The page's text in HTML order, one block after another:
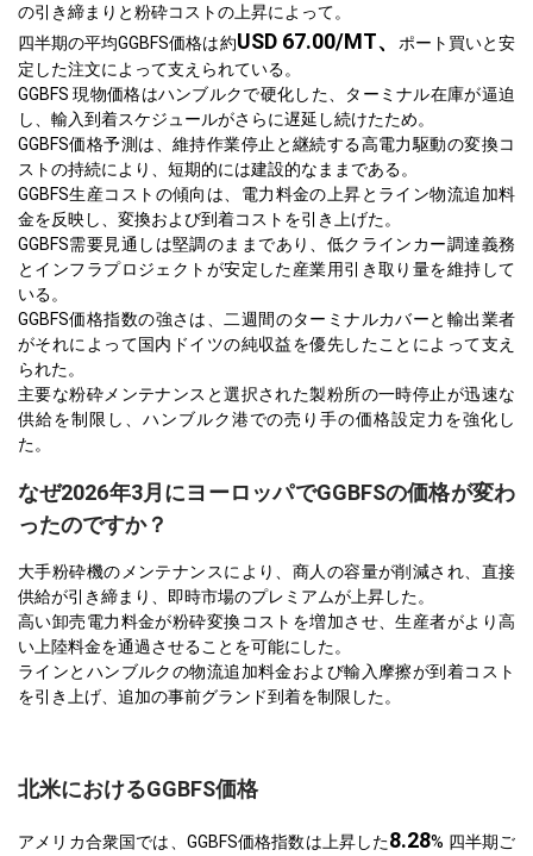
の引き締まりと粉砕コストの上昇によって。
四半期の平均GGBFS価格は約USD 67.00/MT、
ポート買いと安
定した注文によって支えられている。
GGBFS 現物価格はハンブルクで硬化した、ターミナル在庫が逼迫
し、輸入到着スケジュールがさらに遅延し続けたため。
GGBFS価格予測は、維持作業停止と継続する高電力駆動の変換コ
ストの持続により、短期的には建設的なままである。
GGBFS生産コストの傾向は、電力料金の上昇とライン物流追加料
金を反映し、変換および到着コストを引き上げた。
GGBFS需要見通しは堅調のままであり、低クラインカー調達義務
とインフラプロジェクトが安定した産業用引き取り量を維持して
いる。
GGBFS価格指数の強さは、二週間のターミナルカバーと輸出業者
がそれによって国内ドイツの純収益を優先したことによって支え
られた。
主要な粉砕メンテナンスと選択された製粉所の一時停止が迅速な
供給を制限し、ハンブルク港での売り手の価格設定力を強化し
た。
なぜ2026年3月にヨーロッパでGGBFSの価格が変わ
ったのですか？
大手粉砕機のメンテナンスにより、商人の容量が削減され、直接
供給が引き締まり、即時市場のプレミアムが上昇した。
高い卸売電力料金が粉砕変換コストを増加させ、生産者がより高
い上陸料金を通過させることを可能にした。
ラインとハンブルクの物流追加料金および輸入摩擦が到着コスト
を引き上げ、追加の事前グランド到着を制限した。
北米におけるGGBFS価格
アメリカ合衆国では、GGBFS価格指数は上昇した8.28% 四半期ご